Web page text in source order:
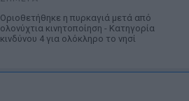
Οριοθετήθηκε η πυρκαγιά μετά από
ολονύχτια κινητοποίηση - Κατηγορία
κινδύνου 4 για ολόκληρο το νησί